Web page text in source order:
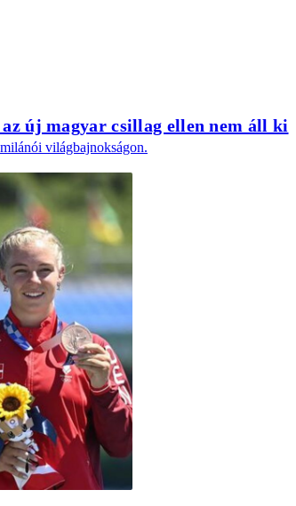
új magyar csillag ellen nem áll ki
világbajnokságon.